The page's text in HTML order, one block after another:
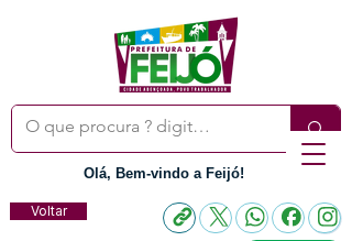
Olá, Bem-vindo a Feijó!
Voltar